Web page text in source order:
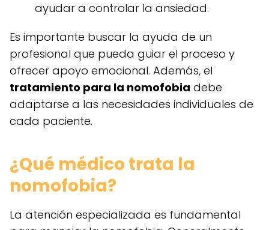
ayudar a controlar la ansiedad.
Es importante buscar la ayuda de un
profesional que pueda guiar el proceso y
ofrecer apoyo emocional. Además, el
tratamiento para la nomofobia debe
adaptarse a las necesidades individuales de
cada paciente.
¿Qué médico trata la
nomofobia?
La atención especializada es fundamental